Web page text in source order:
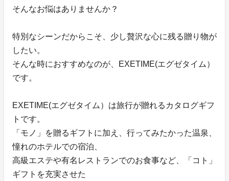
そんなお悩はありませんか？
特別なシーンだからこそ、少し贅沢な心に残る贈り物が
したい。
そんな時におすすめなのが、EXETIME(エグゼタイム）
です。
EXETIME(エグゼタイム）は旅行が贈れるカタログギフ
トです。
「モノ」を贈るギフトに加え、行ってみたかった温泉、
憧れのホテルでの宿泊、
高級エステや有名レストランでのお食事など、「コト」
ギフトを充実させた